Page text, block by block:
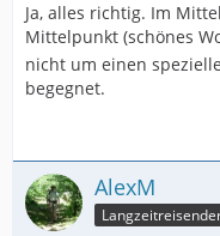
Ja, alles richtig. Im
Mittelpunkt (schönes
nicht um einen
begegnet.
AlexM